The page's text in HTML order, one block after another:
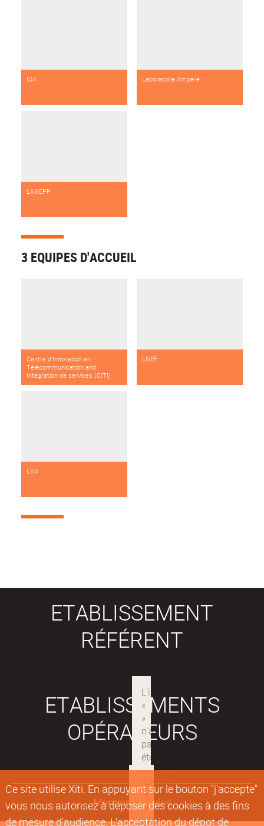
Ce site utilise Xiti. En appuyant sur le bouton "j'accepte"
vous nous autorisez à déposer des cookies à des fins
de mesure d'audience. L'acceptation du dépot de
ISA Laboratoire Ampère
LAGEPP
3 EQUIPES D'ACCUEIL
Centre d’Innovation en
Télécommunication and
Intégration de services (CITI)
LGEF
LVA
ETABLISSEMENT
RÉFÉRENT
ETABLISSEMENTS
OPÉRATEURS
Mentions légales